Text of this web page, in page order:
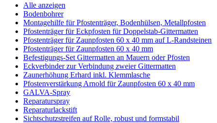
Alle anzeigen
Bodenbohrer
Montagehilfe für Pfostenträger, Bodenhülsen, Metallpfosten
Pfostenträger für Eckpfosten für Doppelstab-Gittermatten
Pfostenträger für Zaunpfosten 60 x 40 mm auf L-Randsteinen
Pfostenträger für Zaunpfosten 60 x 40 mm
Befestigungs-Set Gittermatten an Mauern oder Pfosten
Eckverbinder zur Verbindung zweier Gittermatten
Zaunerhöhung Erhard inkl. Klemmlasche
Pfostenverstärkung Arnold für Zaunpfosten 60 x 40 mm
GALVA-Spray
Reparaturspray
Reparaturlackstift
Sichtschutzstreifen auf Rolle, robust und formstabil